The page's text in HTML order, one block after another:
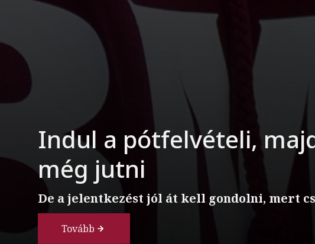
Indul a pótfelvételi,
még jutni
De a jelentkezést jól át kell gondolni, mert
Tovább